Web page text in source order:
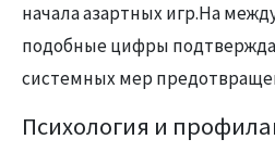
начала азартных игр.На
подобные цифры
системных мер
Психология и